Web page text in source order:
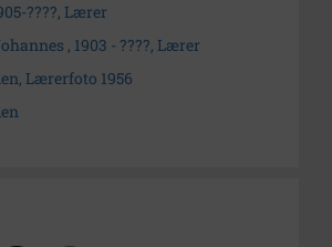
????, Lærer
, 1903 - ????, Lærer
Lærerfoto 1956